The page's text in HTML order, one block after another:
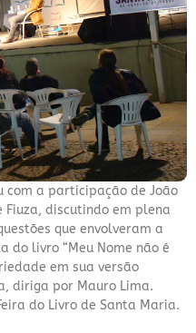
com a participação de João
Fiuza, discutindo em plena
que envolveram a
do livro “Meu Nome não é
em sua versão
diriga por Mauro Lima.
do Livro de Santa Maria.